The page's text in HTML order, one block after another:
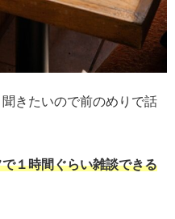
きたいので前のめりで話
１時間ぐらい雑談できる